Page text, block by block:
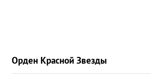
Орден Красной Звезды